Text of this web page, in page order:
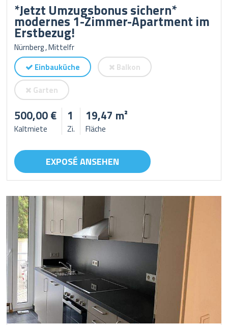
*Jetzt Umzugsbonus sichern*
modernes 1-Zimmer-Apartment im
Erstbezug!
Nürnberg , Mittelfr
Einbauküche
Balkon
Garten
500,00 €
Kaltmiete
1
Zi.
19,47 m²
Fläche
EXPOSÉ ANSEHEN